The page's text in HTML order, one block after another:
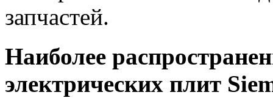
запчастей.
Наиболее
электрических плит